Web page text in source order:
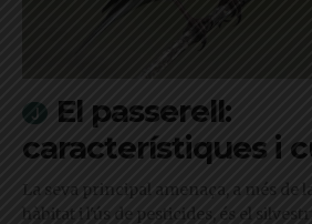
El passerell:
característiques i
La seva principal amenaça, a més de
hàbitat i l'ús de pesticides, és el